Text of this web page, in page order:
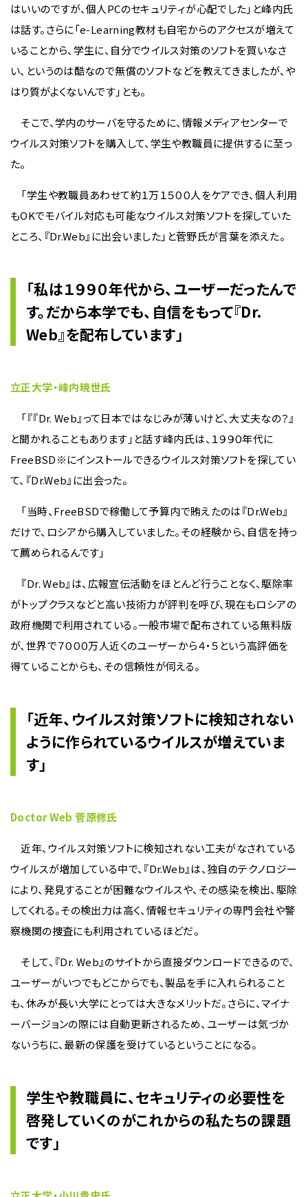
はいいのですが、個人PCのセキュリティが心配でした」と峰内氏
は話す。さらに「e-Learning教材も自宅からのアクセスが増えて
いることから、学生に、自分でウイルス対策のソフトを買いなさ
い、というのは酷なので無償のソフトなどを教えてきましたが、や
はり質がよくないんです」とも。
そこで、学内のサーバを守るために、情報メディアセンターで
ウイルス対策ソフトを購入して、学生や教職員に提供するに至っ
た。
「学生や教職員あわせて約１万１５００人をケアでき、個人利用
もOKでモバイル対応も可能なウイルス対策ソフトを探していた
ところ、『Dr.Web』に出会いました」と菅野氏が言葉を添えた。
「私は１９９０年代から、ユーザーだったんで
す。だから本学でも、自信をもって『Dr.
Web』を配布しています」
立正大学・峰内暁世氏
「『『Dr. Web』って日本ではなじみが薄いけど、大丈夫なの？』
と聞かれることもあります」と話す峰内氏は、１９９０年代に
FreeBSD※にインストールできるウイルス対策ソフトを探してい
て、『Dr.Web』に出会った。
「当時、FreeBSDで稼働して予算内で賄えたのは『Dr.Web』
だけで、ロシアから購入していました。その経験から、自信を持っ
て薦められるんです」
『Dr. Web』は、広報宣伝活動をほとんど行うことなく、駆除率
がトップクラスなどと高い技術力が評判を呼び、現在もロシアの
政府機関で利用されている。一般市場で配布されている無料版
が、世界で７０００万人近くのユーザーから４・５という高評価を
得ていることからも、その信頼性が伺える。
「近年、ウイルス対策ソフトに検知されない
ように作られているウイルスが増えていま
す」
Doctor Web 菅原修氏
近年、ウイルス対策ソフトに検知されない工夫がなされている
ウイルスが増加している中で、『Dr.Web』は、独自のテクノロジー
により、発見することが困難なウイルスや、その感染を検出、駆除
してくれる。その検出力は高く、情報セキュリティの専門会社や警
察機関の捜査にも利用されているほどだ。
そして、『Dr. Web』のサイトから直接ダウンロードできるので、
ユーザーがいつでもどこからでも、製品を手に入れられること
も、休みが長い大学にとっては大きなメリットだ。さらに、マイナ
ーバージョンの際には自動更新されるため、ユーザーは気づか
ないうちに、最新の保護を受けているということになる。
学生や教職員に、セキュリティの必要性を
啓発していくのがこれからの私たちの課題
です」